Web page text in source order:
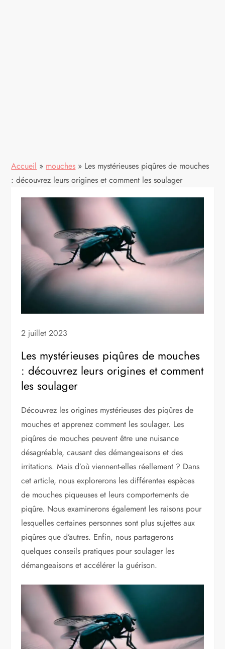
Accueil » mouches » Les mystérieuses piqûres de mouches
: découvrez leurs origines et comment les soulager
2 juillet 2023
Les mystérieuses piqûres de mouches
: découvrez leurs origines et comment
les soulager
Découvrez les origines mystérieuses des piqûres de
mouches et apprenez comment les soulager. Les
piqûres de mouches peuvent être une nuisance
désagréable, causant des démangeaisons et des
irritations. Mais d’où viennent-elles réellement ? Dans
cet article, nous explorerons les différentes espèces
de mouches piqueuses et leurs comportements de
piqûre. Nous examinerons également les raisons pour
lesquelles certaines personnes sont plus sujettes aux
piqûres que d’autres. Enfin, nous partagerons
quelques conseils pratiques pour soulager les
démangeaisons et accélérer la guérison.